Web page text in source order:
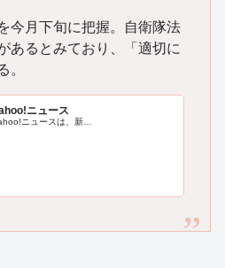
今月下旬に把握。自衛隊法
あるとみており、「適切に
。
ニュース
ニュースは、新…